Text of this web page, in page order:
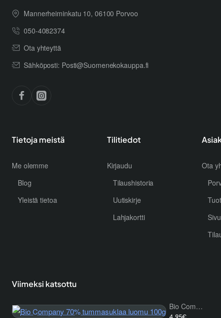
Mannerheiminkatu 10, 06100 Porvoo
050-4082374
Ota yhteyttä
Sähköposti: Posti@Suomenekokauppa.fi
Tietoja meistä
Me olemme
Blog
Yleistä tietoa
Tilitiedot
Kirjaudu
Tilaushistoria
Uutiskirje
Lahjakortti
Ota
Viimeksi katsottu
Bio Company 70% tummasuklaa luomu 100g